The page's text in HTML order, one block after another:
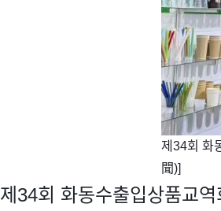
제34회 화
聞)]
제34회 화동수출입상품교